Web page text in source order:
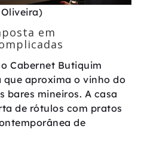
em
Cabernet Butiquim
aproxima o vinho do
bares mineiros. A casa
de rótulos com pratos
de